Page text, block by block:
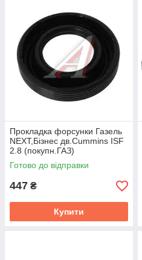
Прокладка форсунки Газель
NEXT,Бізнес дв.Cummins ISF
2.8 (покупн.ГАЗ)
Готово до відправки
447 ₴
Купити